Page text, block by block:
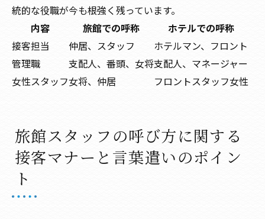
統的な役職が今も根強く残っています。
内容
旅館での呼称
ホテルでの呼称
接客担当
仲居、スタッフ
ホテルマン、フロント
管理職
支配人、番頭、女将支配人、マネージャー
女性スタッフ女将、仲居 フロントスタッフ女性
旅館スタッフの呼び方に関する
接客マナーと言葉遣いのポイン
ト